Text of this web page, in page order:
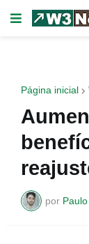
Página inicial
por